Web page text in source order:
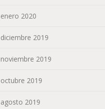
enero 2020
diciembre 2019
noviembre 2019
octubre 2019
agosto 2019